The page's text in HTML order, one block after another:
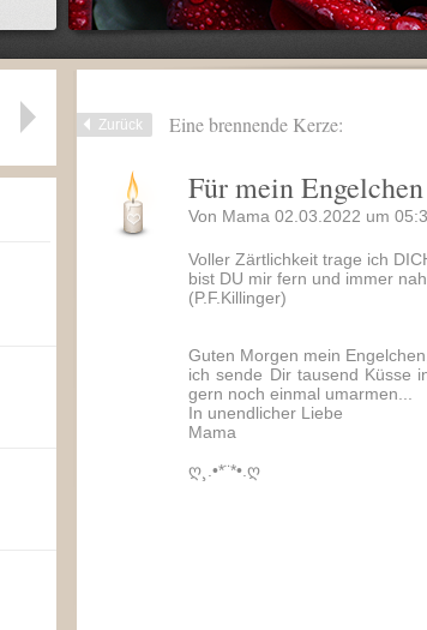
Zurück Eine brennende Kerze:
Für mein Engelchen
Von Mama 02.03.2022 um
Voller Zärtlichkeit trage ich
bist DU mir fern und immer
(P.F.Killinger)
Guten Morgen mein Engelchen,
ich sende Dir tausend Küsse
gern noch einmal umarmen...
In unendlicher Liebe
Mama
ღ¸.•*¨*•.ღ